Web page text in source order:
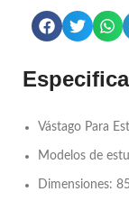
Vástago Para
Modelos de
Dimensiones: